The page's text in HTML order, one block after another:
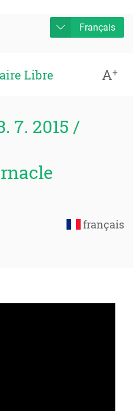
Français
Libre A+
7. 2015 /
français